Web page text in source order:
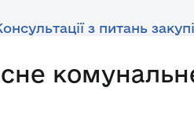
з питань